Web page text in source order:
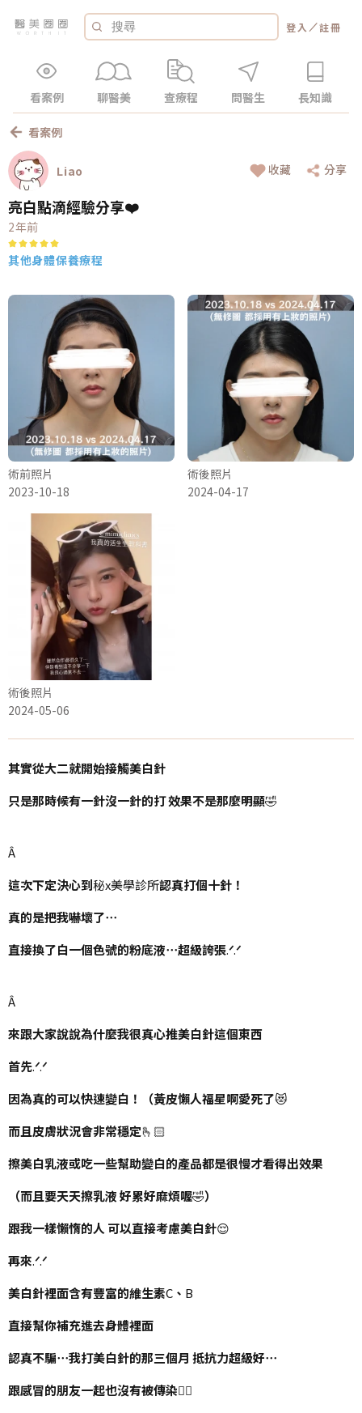
登入 ／註冊
看案例 聊醫美 查療程 問醫生 長知識
看案例
Liao 收藏 分享
亮白點滴經驗分享❤️
2年前
其他身體保養療程
術前照片
2023-10-18
術後照片
2024-04-17
術後照片
2024-05-06
其實從大二就開始接觸美白針
只是那時候有一針沒一針的打效果不是那麼明顯🤣
Â
這次下定決心到秘x美學診所認真打個十針！
真的是把我嚇壞了⋯
直接換了白一個色號的粉底液⋯超級誇張.ᐟ‪‪.ᐟ
Â
來跟大家說說為什麼我很真心推美白針這個東西
首先.ᐟ‪‪.ᐟ
因為真的可以快速變白！（黃皮懶人福星啊愛死了😻
而且皮膚狀況會非常穩定🫰🏻
擦美白乳液或吃一些幫助變白的產品都是很慢才看得出效果
（而且要天天擦乳液好累好麻煩喔🤣）
跟我一樣懶惰的人 可以直接考慮美白針😌
再來.ᐟ‪‪.ᐟ
美白針裡面含有豐富的維生素C 、 B
直接幫你補充進去身體裡面
認真不騙⋯我打美白針的那三個月 抵抗力超級好⋯
跟感冒的朋友一起也沒有被傳染🙂‍↕️